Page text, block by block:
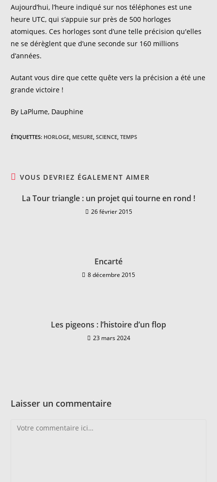
Aujourd’hui, l’heure indiqué sur nos téléphones est une
heure UTC, qui s’appuie sur près de 500 horloges
atomiques. Ces horloges sont d’une telle précision qu'elles
ne se dérèglent que d’une seconde sur 160 millions
d’années.
Autant vous dire que cette quête vers la précision a été une
grande victoire !
By LaPlume, Dauphine
ÉTIQUETTES: HORLOGE, MESURE, SCIENCE, TEMPS
VOUS DEVRIEZ ÉGALEMENT AIMER
La Tour triangle : un projet qui tourne en rond !
26 février 2015
Encarté
8 décembre 2015
Les pigeons : l’histoire d’un flop
23 mars 2024
Laisser un commentaire
Comment